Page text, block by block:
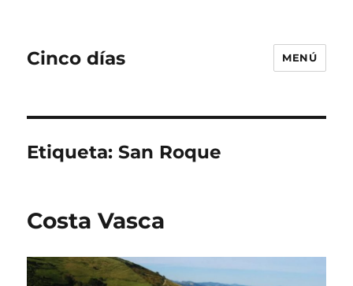
Cinco días MENÚ
Etiqueta:San Roque
Costa Vasca